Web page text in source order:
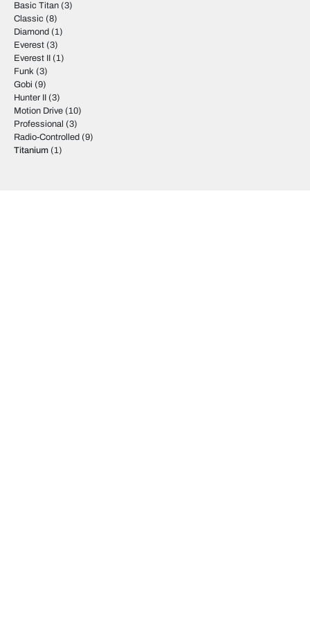
Basic Titan (3)
Classic (8)
Diamond (1)
Everest (3)
Everest II (1)
Funk (3)
Gobi (9)
Hunter II (3)
Motion Drive (10)
Professional (3)
Radio-Controlled (9)
Titanium (1)